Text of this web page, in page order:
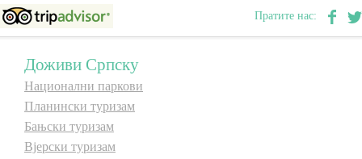
Мапа дестинација
Манифестације
Смјештај
Мултимедија
Пратите нас:
Доживи Српску
Национални паркови
Планински туризам
Бањски туризам
Вјерски туризам